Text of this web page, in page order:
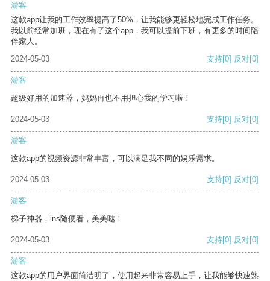
游客
这款app让我的工作效率提高了50%，让我能够更轻松地完成工作任务。
我以前经常加班，现在有了这个app，我可以提前下班，有更多的时间陪
伴家人。
2024-05-03
支持[0] 反对[0]
游客
超级好用的加速器，妈妈再也不用担心我的学习啦！
2024-05-03 支持[0] 反对[0]
游客
这款app的视频资源非常丰富，可以满足我不同的娱乐需求。
2024-05-03 支持[0] 反对[0]
游客
梯子神器，ins随便看，美美哒！
2024-05-03 支持[0] 反对[0]
游客
这款app的用户界面简洁明了，使用起来非常容易上手，让我能够快速熟